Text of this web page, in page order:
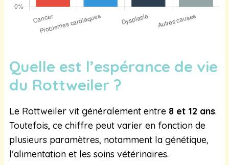
Quelle est l’espérance de vie
du Rottweiler ?
Le Rottweiler vit généralement entre 8 et 12 ans.
Toutefois, ce chiffre peut varier en fonction de
plusieurs paramètres, notamment la génétique,
l’alimentation et les soins vétérinaires.